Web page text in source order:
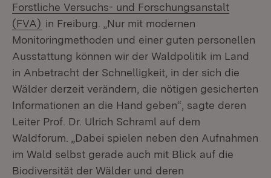
Forstliche Versuchs- und Forschungsanstalt
(FVA) (Öffnet in neuem Fenster)
in Freiburg. „Nur mit modernen
Monitoringmethoden und einer guten personellen
Ausstattung können wir der Waldpolitik im Land
in Anbetracht der Schnelligkeit, in der sich die
Wälder derzeit verändern, die nötigen gesicherten
Informationen an die Hand geben“, sagte deren
Leiter Prof. Dr. Ulrich Schraml auf dem
Waldforum. „Dabei spielen neben den Aufnahmen
im Wald selbst gerade auch mit Blick auf die
Biodiversität der Wälder und deren